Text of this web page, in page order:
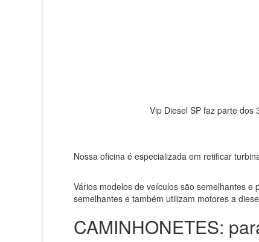
Vip Diesel SP faz parte dos
Nossa oficina é especializada em retificar
Vários modelos de veículos são semelhantes
semelhantes e também utilizam motores a
CAMINHONETES: